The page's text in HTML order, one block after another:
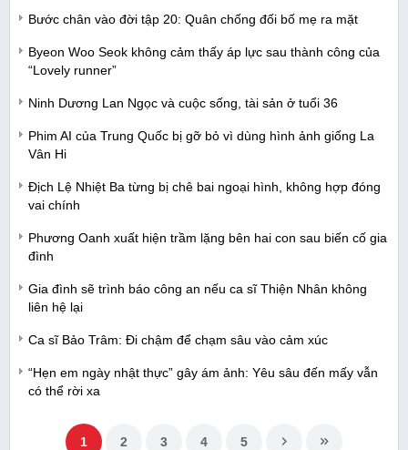
Bước chân vào đời tập 20: Quân chống đối bố mẹ ra mặt
Byeon Woo Seok không cảm thấy áp lực sau thành công của
“Lovely runner”
Ninh Dương Lan Ngọc và cuộc sống, tài sản ở tuổi 36
Phim AI của Trung Quốc bị gỡ bỏ vì dùng hình ảnh giống La
Vân Hi
Địch Lệ Nhiệt Ba từng bị chê bai ngoại hình, không hợp đóng
vai chính
Phương Oanh xuất hiện trầm lặng bên hai con sau biến cố gia
đình
Gia đình sẽ trình báo công an nếu ca sĩ Thiện Nhân không
liên hệ lại
Ca sĩ Bảo Trâm: Đi chậm để chạm sâu vào cảm xúc
“Hẹn em ngày nhật thực” gây ám ảnh: Yêu sâu đến mấy vẫn
có thể rời xa
1 2 3 4 5